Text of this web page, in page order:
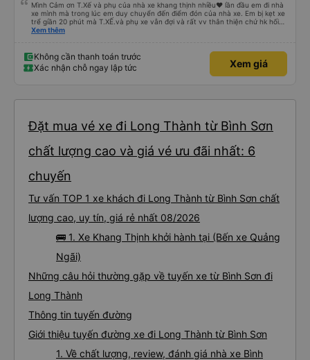
Mình Cảm ơn T.Xế và phụ của nhà xe khang thịnh nhiều❤️ lần đầu em đi nhà
xe mình mà trong lúc em duy chuyển đến điểm đón của nhà xe. Em bị kẹt xe
trể giần 20 phút mà T.XẾ.và phụ xe vẫn đợi và rất vv thân thiện chứ hk hối
mình như những nhà xe khác. Xe mình đi là loại xe 24p đôi . xe có rèm kéo
.và 1 trạm. Dùng cho mn ăn ún. Dù 2 trạm dùng ở cây xăng để xe nộp nhiên
liệu và cho mn đi wc nhưng nhà wc của cây xăng nhà xe này dùng rất chi là
sạch sẽ. Hk có mùi khó chiệu như những trạm khác. Mà hình như nhà xe này
Xem thêm
Không cần thanh toán trước
Xác nhận chỗ ngay lập tức
Xem giá
Đặt mua vé xe đi Long Thành từ Bình Sơn
chất lượng cao và giá vé ưu đãi nhất: 6
chuyến
Tư vấn TOP 1 xe khách đi Long Thành từ Bình Sơn chất
lượng cao, uy tín, giá rẻ nhất 08/2026
🚌 1. Xe Khang Thịnh khởi hành tại (Bến xe Quảng
Ngãi)
Những câu hỏi thường gặp về tuyến xe từ Bình Sơn đi
Long Thành
Thông tin tuyến đường
Giới thiệu tuyến đường xe đi Long Thành từ Bình Sơn
1. Về chất lượng, review, đánh giá nhà xe Bình